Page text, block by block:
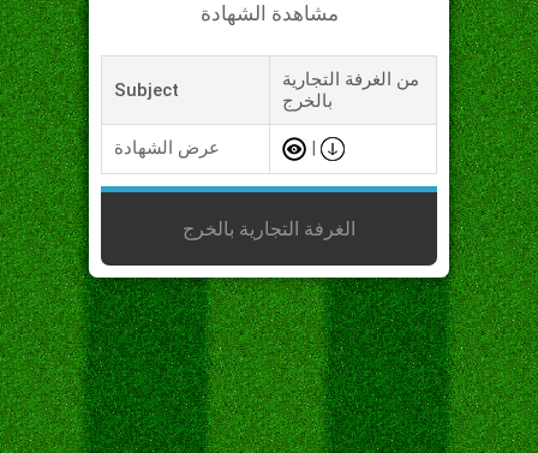
مشاهدة الشهادة
Subject
من الغرفة التجارية
بالخرج
عرض الشهادة
الغرفة التجارية بالخرج